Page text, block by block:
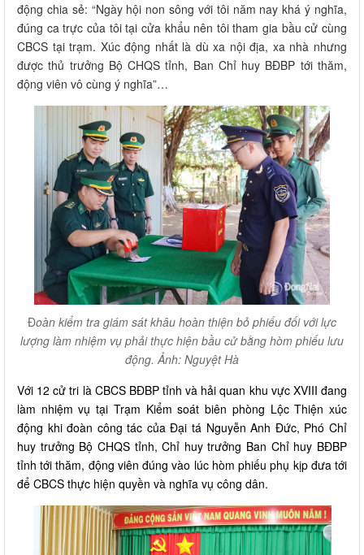
động chia sẻ: “Ngày hội non sông với tôi năm nay khá ý nghĩa,
đúng ca trực của tôi tại cửa khẩu nên tôi tham gia bầu cử cùng
CBCS tại trạm. Xúc động nhất là dù xa nội địa, xa nhà nhưng
được thủ trưởng Bộ CHQS tỉnh, Ban Chỉ huy BĐBP tới thăm,
động viên vô cùng ý nghĩa”…
Đoàn kiểm tra giám sát khâu hoàn thiện bỏ phiếu đối với lực
lượng làm nhiệm vụ phải thực hiện bầu cử bằng hòm phiếu lưu
động. Ảnh: Nguyệt Hà
Với 12 cử tri là CBCS BĐBP tỉnh và hải quan khu vực XVIII đang
làm nhiệm vụ tại Trạm Kiểm soát biên phòng Lộc Thiện xúc
động khi đoàn công tác của Đại tá Nguyễn Anh Đức, Phó Chỉ
huy trưởng Bộ CHQS tỉnh, Chỉ huy trưởng Ban Chỉ huy BĐBP
tỉnh tới thăm, động viên đúng vào lúc hòm phiếu phụ kịp đưa tới
để CBCS thực hiện quyền và nghĩa vụ công dân.